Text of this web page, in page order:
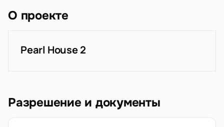
О проекте
Pearl House 2
Разрешение и документы